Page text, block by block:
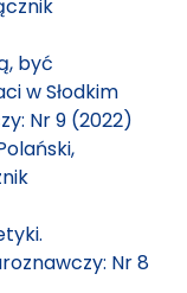
być
w Słodkim
Nr 9 (2022)
Nr 8